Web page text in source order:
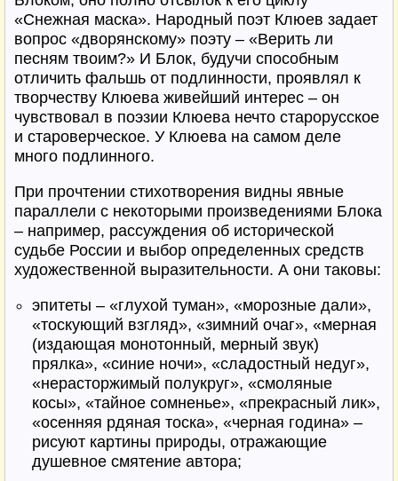
«Снежная маска». Народный поэт Клюев задает
вопрос «дворянскому» поэту – «Верить ли
песням твоим?» И Блок, будучи способным
отличить фальшь от подлинности, проявлял к
творчеству Клюева живейший интерес – он
чувствовал в поэзии Клюева нечто старорусское
и староверческое. У Клюева на самом деле
много подлинного.
При прочтении стихотворения видны явные
параллели с некоторыми произведениями Блока
– например, рассуждения об исторической
судьбе России и выбор определенных средств
художественной выразительности. А они таковы:
эпитеты – «глухой туман», «морозные дали»,
«тоскующий взгляд», «зимний очаг», «мерная
(издающая монотонный, мерный звук)
прялка», «синие ночи», «сладостный недуг»,
«нерасторжимый полукруг», «смоляные
косы», «тайное сомненье», «прекрасный лик»,
«осенняя рдяная тоска», «черная година» –
рисуют картины природы, отражающие
душевное смятение автора;